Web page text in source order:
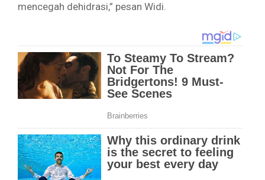
mencegah dehidrasi,” pesan Widi.